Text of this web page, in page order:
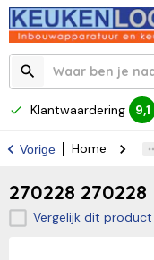
Klantwaardering 9,1
Vorige Home
270228 270228
Vergelijk dit product